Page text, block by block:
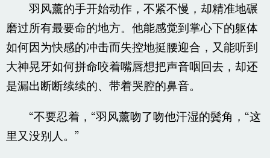
羽风薰的手开始动作，不紧不慢，却精准地碾
磨过所有最要命的地方。他能感觉到掌心下的躯体
如何因为快感的冲击而失控地挺腰迎合，又能听到
大神晃牙如何拼命咬着嘴唇想把声音咽回去，却还
是漏出断断续续的、带着哭腔的鼻音。
“不要忍着，“羽风薰吻了吻他汗湿的鬓角，“这
里又没别人。”